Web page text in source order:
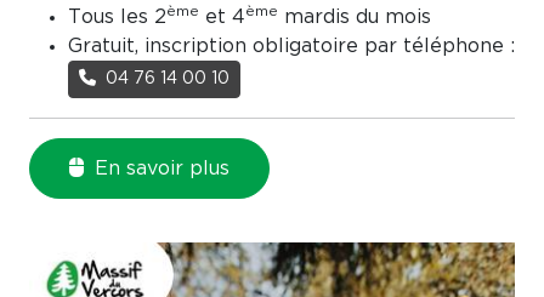
Tous les 2ème et 4ème mardis du mois
Gratuit, inscription obligatoire par téléphone :
04 76 14 00 10
En savoir plus